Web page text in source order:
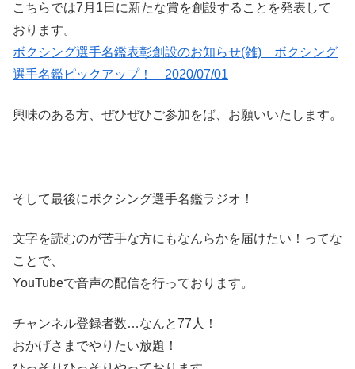
こちらでは7月1日に新たな賞を創設することを発表して
おります。
ボクシング選手名鑑表彰創設のお知らせ(雑) ボクシング
選手名鑑ピックアップ！ 2020/07/01
興味のある方、ぜひぜひご参加をば、お願いいたします。
そして最後にボクシング選手名鑑ラジオ！
文字を読むのが苦手な方にもなんらかを届けたい！ってな
ことで、
YouTubeで音声の配信を行っております。
チャンネル登録者数…なんと77人！
おかげさまでやりたい放題！